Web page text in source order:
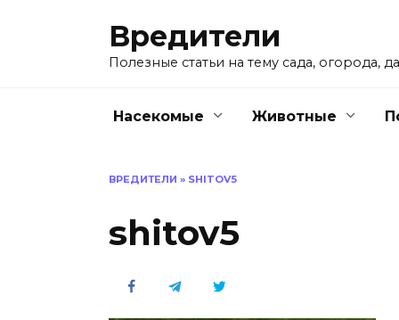
Вредители
Полезные статьи на тему сада, огорода,
Насекомые Животные
ВРЕДИТЕЛИ » SHITOV5
shitov5